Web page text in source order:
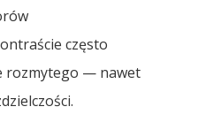
często
rozmytego — nawet